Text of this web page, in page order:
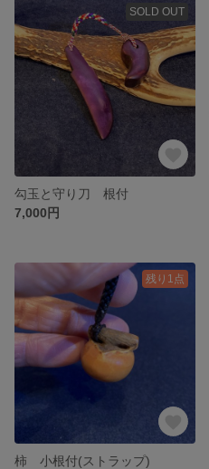
SOLD OUT
勾玉と守り刀 根付
7,000円
残り1点
柿 小根付(ストラップ)